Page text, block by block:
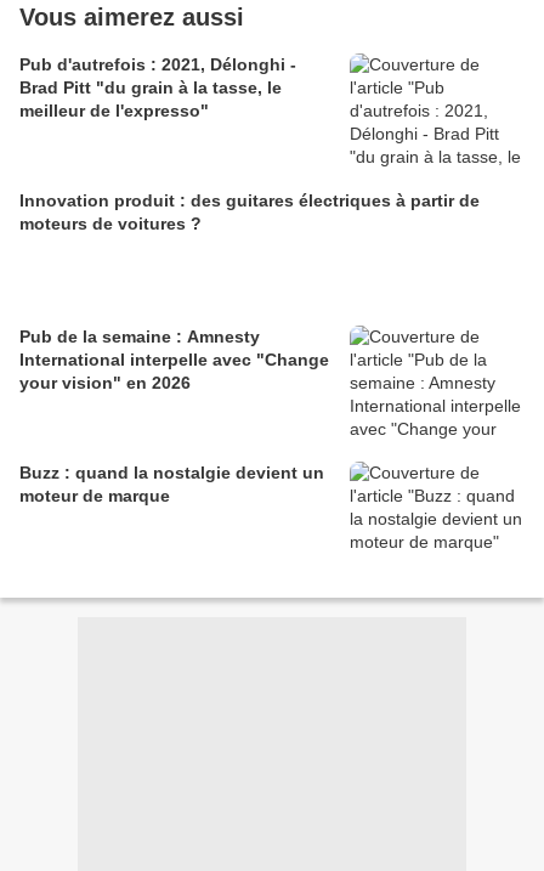
Vous aimerez aussi
Pub d'autrefois : 2021, Délonghi -
Brad Pitt "du grain à la tasse, le
meilleur de l'expresso"
Innovation produit : des guitares électriques à partir de
moteurs de voitures ?
Pub de la semaine : Amnesty
International interpelle avec "Change
your vision" en 2026
Buzz : quand la nostalgie devient un
moteur de marque